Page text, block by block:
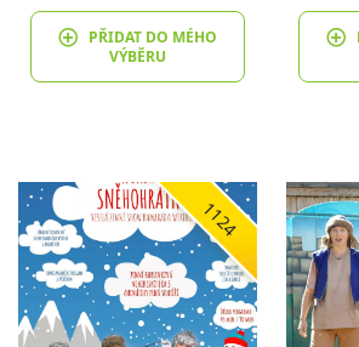
PŘIDAT DO MÉHO
VÝBĚRU
1124